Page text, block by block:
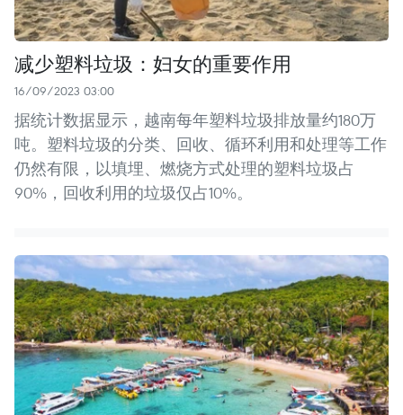
减少塑料垃圾：妇女的重要作用
16/09/2023 03:00
据统计数据显示，越南每年塑料垃圾排放量约180万
吨。塑料垃圾的分类、回收、循环利用和处理等工作
仍然有限，以填埋、燃烧方式处理的塑料垃圾占
90%，回收利用的垃圾仅占10%。